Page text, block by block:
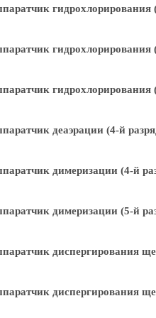
гидрохлорирования
гидрохлорирования
гидрохлорирования
деаэрации (4-й
димеризации (4-й
димеризации (5-й
диспергирования
диспергирования